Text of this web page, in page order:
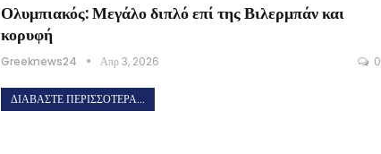
Ολυμπιακός: Μεγάλο διπλό επί της Βιλερμπάν και
κορυφή
Greeknews24 Απρ 3, 2026 0
ΔΙΑΒΆΣΤΕ ΠΕΡΙΣΣΌΤΕΡΑ...